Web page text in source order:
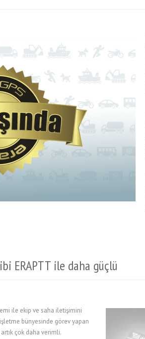
ERAPTT ile daha güçlü
ile ekip ve saha iletişimini
bünyesinde görev yapan
çok daha verimli.